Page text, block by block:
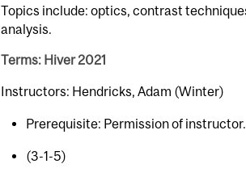
Topics include: optics, contrast
analysis.
Terms: Hiver 2021
Instructors: Hendricks, Adam (Winter)
Prerequisite: Permission of instructor.
(3-1-5)